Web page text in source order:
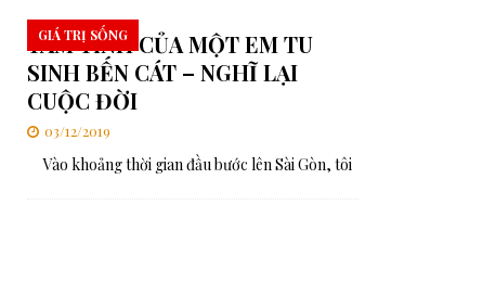
TÂM TÌNH CỦA MỘT EM TU
SINH BẾN CÁT – NGHĨ LẠI
CUỘC ĐỜI
GIÁ TRỊ SỐNG
03/12/2019
Vào khoảng thời gian đầu bước lên Sài Gòn, tôi